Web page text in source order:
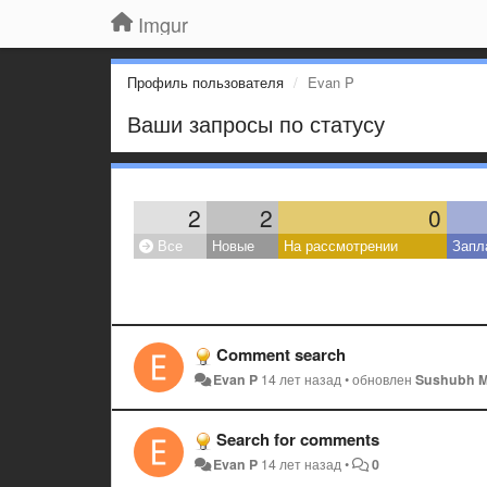
Imgur
Профиль пользователя Evan P
Ваши запросы по статусу
2 2 0
Все Новые На рассмотрении
Comment search
Evan P 14 лет назад•обновленSushubh
Search for comments
Evan P 14 лет назад• 0